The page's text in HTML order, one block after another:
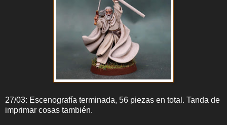
27/03: Escenografía terminada, 56 piezas en total. Tanda de
imprimar cosas también.